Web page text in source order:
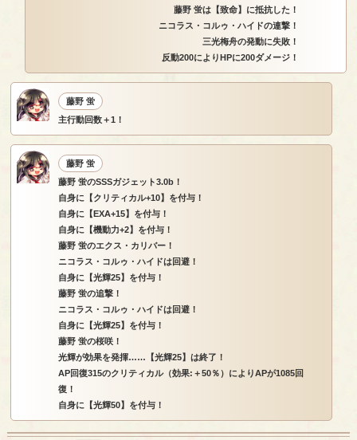
藤野 蛍は【致命】に抵抗した！
ニコラス・コルゥ・ハイドの連撃！
三光梅舟の発動に失敗！
反動200によりHPに200ダメージ！
藤野 蛍
主行動回数＋1！
藤野 蛍
藤野 蛍のSSSガジェット3.0b！
自身に【クリティカル+10】を付与！
自身に【EXA+15】を付与！
自身に【機動力+2】を付与！
藤野 蛍のエクス・カリバー！
ニコラス・コルゥ・ハイドは回避！
自身に【光輝25】を付与！
藤野 蛍の追撃！
ニコラス・コルゥ・ハイドは回避！
自身に【光輝25】を付与！
藤野 蛍の桜咲！
光輝が効果を発揮……【光輝25】は終了！
AP回復315のクリティカル（効果:＋50％）によりAPが1085回
復！
自身に【光輝50】を付与！